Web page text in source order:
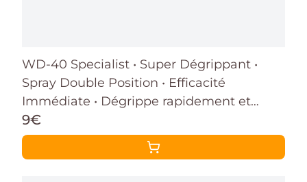
WD-40 Specialist • Super Dégrippant •
Spray Double Position • Efficacité
Immédiate • Dégrippe rapidement et
facilement • Résistant à l'Eau • Compatible
Tous Métaux • 400 ML
9€